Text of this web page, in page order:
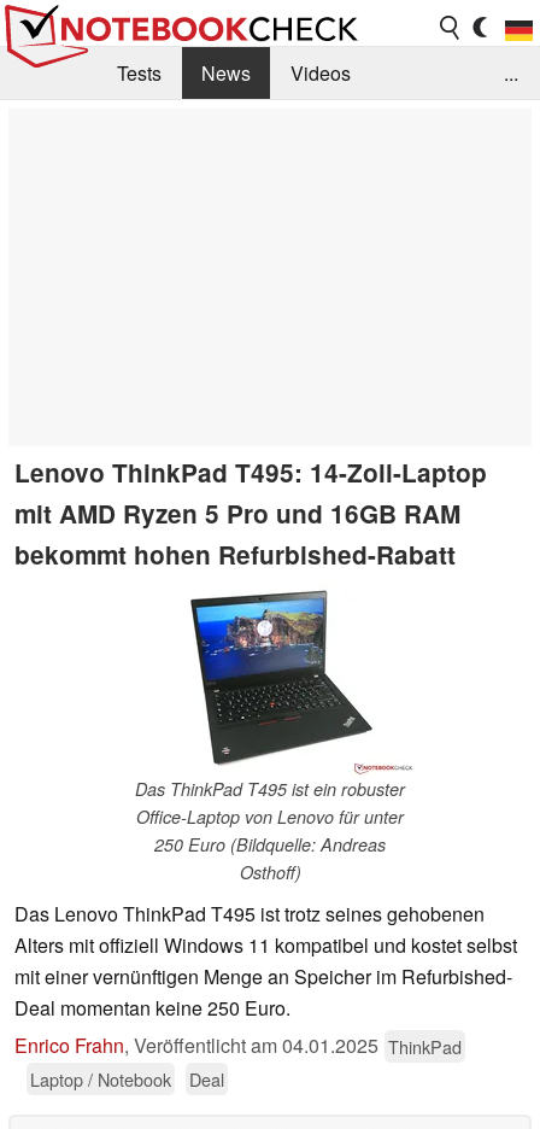
Tests News
Videos
...
Lenovo ThinkPad T495: 14-Zoll-Laptop
mit AMD Ryzen 5 Pro und 16GB RAM
bekommt hohen Refurbished-Rabatt
Das ThinkPad T495 ist ein robuster
Office-Laptop von Lenovo für unter
250 Euro (Bildquelle: Andreas
Osthoff)
Das Lenovo ThinkPad T495 ist trotz seines gehobenen
Alters mit offiziell Windows 11 kompatibel und kostet selbst
mit einer vernünftigen Menge an Speicher im Refurbished-
Deal momentan keine 250 Euro.
Enrico Frahn, Veröffentlicht am04.01.2025 ThinkPad
Laptop / Notebook
Deal